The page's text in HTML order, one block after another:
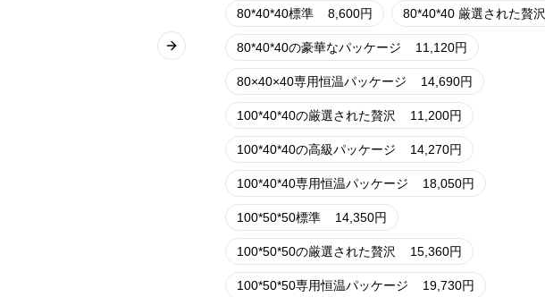
Next slide
80*40*40標準 8,600円 80*40*40 厳選された贅沢
80*40*40の豪華なパッケージ 11,120円
80×40×40専用恒温パッケージ 14,690円
100*40*40の厳選された贅沢 11,200円
100*40*40の高級パッケージ 14,270円
100*40*40専用恒温パッケージ 18,050円
100*50*50標準 14,350円
100*50*50の厳選された贅沢 15,360円
100*50*50専用恒温パッケージ 19,730円